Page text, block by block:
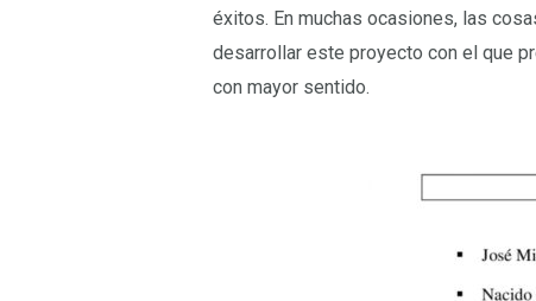
éxitos. En muchas ocasiones, las
desarrollar este proyecto con el que
con mayor sentido.